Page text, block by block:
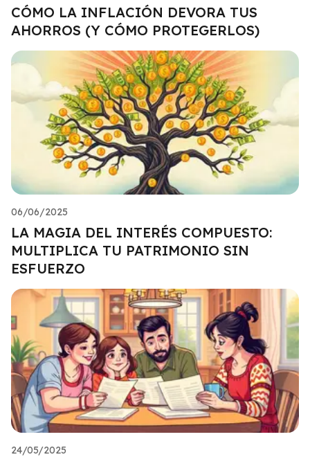
CÓMO LA INFLACIÓN DEVORA TUS
AHORROS (Y CÓMO PROTEGERLOS)
06/06/2025
LA MAGIA DEL INTERÉS COMPUESTO:
MULTIPLICA TU PATRIMONIO SIN
ESFUERZO
24/05/2025